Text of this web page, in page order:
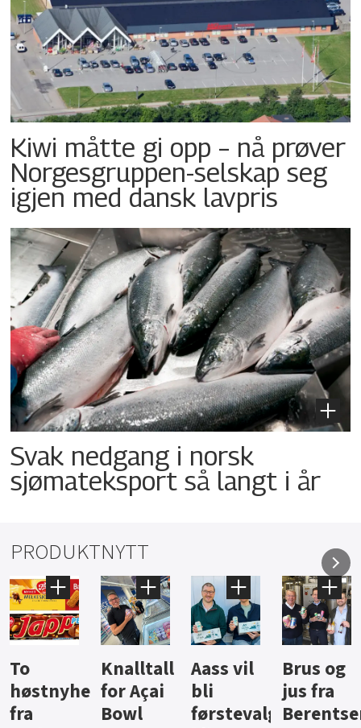
Kiwi måtte gi opp – nå prøver
Norgesgruppen-selskap seg
igjen med dansk lavpris
Svak nedgang i norsk
sjømateksport så langt i år
PRODUKTNYTT
Knalltall
for Açai
Bowl
Aass vil
bli
førstevalg
Brus og
jus fra
Berentsen
Hard
iste fra
Hansa